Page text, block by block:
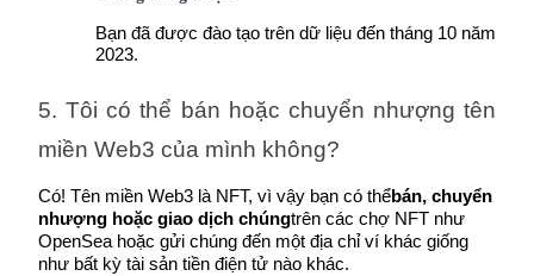
Bạn đã được đào tạo trên dữ liệu đến tháng 10 năm
2023.
5. Tôi có thể bán hoặc chuyển nhượng tên
miền Web3 của mình không?
Có! Tên miền Web3 là NFT, vì vậy bạn có thểbán, chuyển
nhượng hoặc giao dịch chúngtrên các chợ NFT như
OpenSea hoặc gửi chúng đến một địa chỉ ví khác giống
như bất kỳ tài sản tiền điện tử nào khác.